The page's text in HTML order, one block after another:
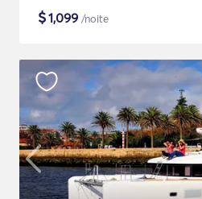
$1,099 /noite